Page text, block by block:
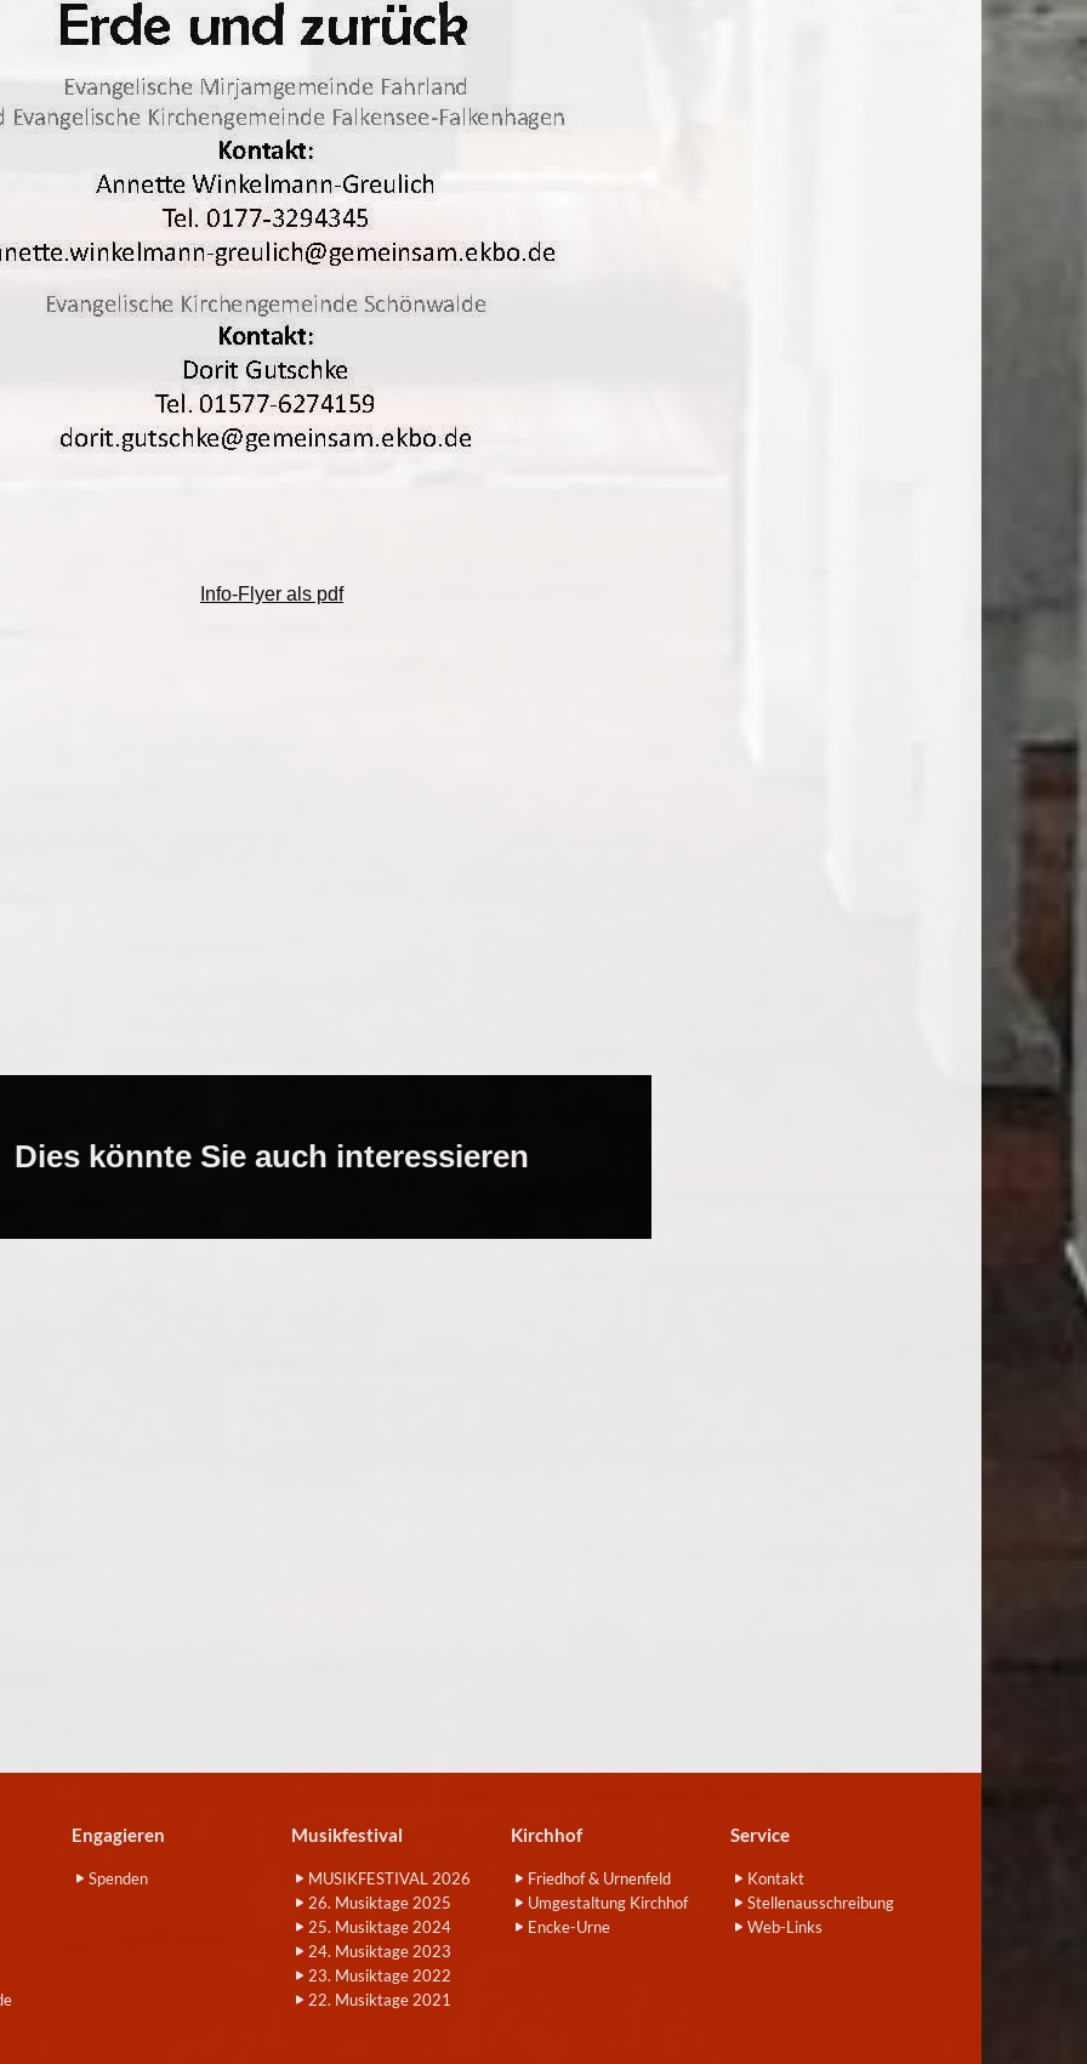
Info-Flyer als pdf
Dies könnte Sie auch interessieren
Engagieren
Spenden
Musikfestival
MUSIKFESTIVAL 2026
26. Musiktage 2025
25. Musiktage 2024
24. Musiktage 2023
23. Musiktage 2022
22. Musiktage 2021
Kirchhof
Friedhof & Urnenfeld
Umgestaltung Kirchhof
Encke-Urne
Service
Kontakt
Stellenausschreibung
Web-Links